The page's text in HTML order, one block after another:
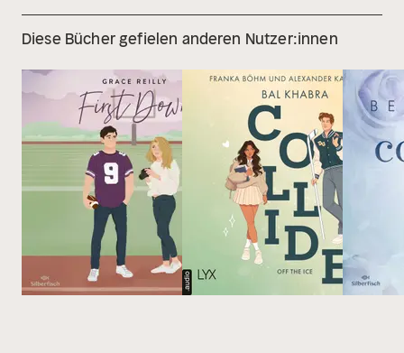
Diese Bücher gefielen anderen Nutzer:innen